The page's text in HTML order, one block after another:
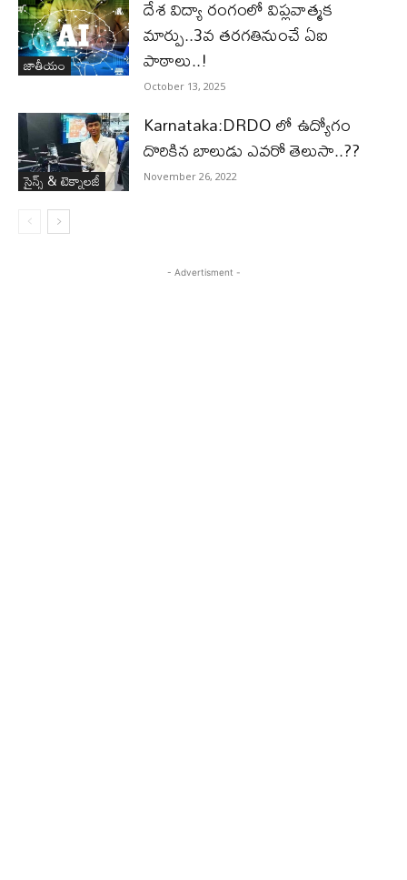
జాతీయం
దేశ విద్యా రంగంలో విప్లవాత్మక
మార్పు..3వ తరగతినుంచే ఏఐ
పాఠాలు..!
October 13, 2025
సైన్స్‌ & టెక్నాలజీ
Karnataka:DRDO లో ఉద్యోగం
దొరికిన బాలుడు ఎవరో తెలుసా..??
November 26, 2022
- Advertisment -